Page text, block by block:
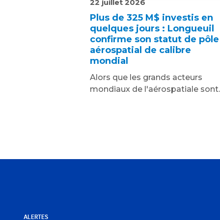
Plus de 325 M$ investis en
quelques jours : Longueuil
confirme son statut de pôle
aérospatial de calibre
mondial
22 juillet 2026
Alors que les grands acteurs
mondiaux de l'aérospatiale
ALERTES